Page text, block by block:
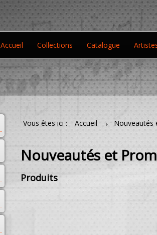
Accueil Collections Catalogue
Vous êtes ici : Accueil Nouveautés
Nouveautés et
Produits